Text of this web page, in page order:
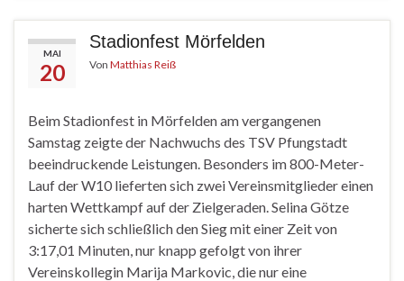
MAI
20
Stadionfest Mörfelden
Von Matthias Reiß
Beim Stadionfest in Mörfelden am vergangenen
Samstag zeigte der Nachwuchs des TSV Pfungstadt
beeindruckende Leistungen. Besonders im 800-Meter-
Lauf der W10 lieferten sich zwei Vereinsmitglieder einen
harten Wettkampf auf der Zielgeraden. Selina Götze
sicherte sich schließlich den Sieg mit einer Zeit von
3:17,01 Minuten, nur knapp gefolgt von ihrer
Vereinskollegin Marija Markovic, die nur eine